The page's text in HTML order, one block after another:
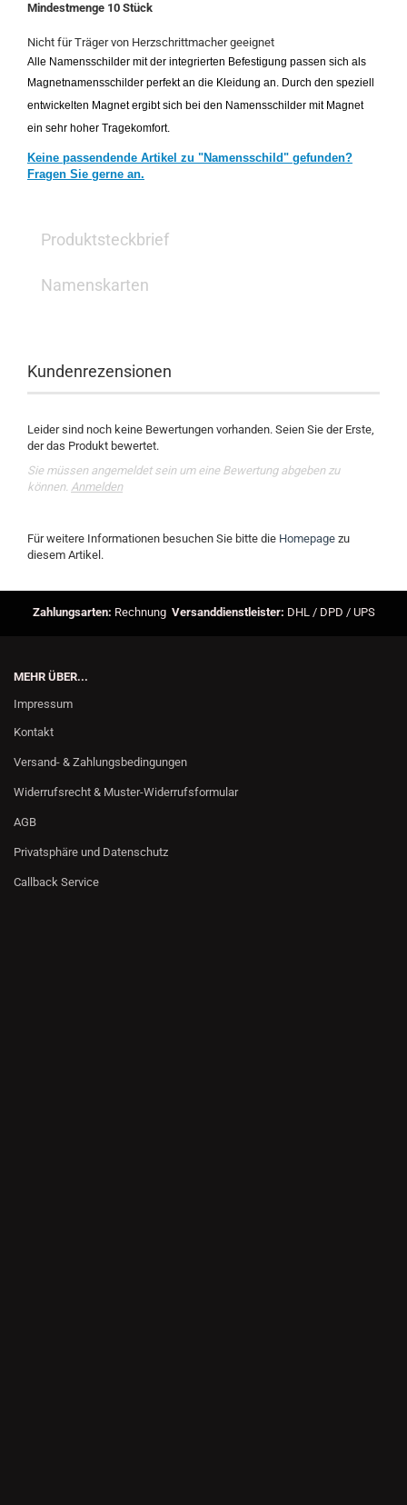
Mindestmenge 10 Stück
Nicht für Träger von Herzschrittmacher geeignet
Alle Namensschilder mit der integrierten Befestigung passen sich als
Magnetnamensschilder perfekt an die Kleidung an. Durch den speziell
entwickelten Magnet ergibt sich bei den Namensschilder mit Magnet
ein sehr hoher Tragekomfort.
Keine passendende Artikel zu "Namensschild" gefunden?
Fragen Sie gerne an.
Produktsteckbrief
Namenskarten
Kundenrezensionen
Leider sind noch keine Bewertungen vorhanden. Seien Sie der Erste,
der das Produkt bewertet.
Sie müssen angemeldet sein um eine Bewertung abgeben zu
können. Anmelden
Für weitere Informationen besuchen Sie bitte die Homepage zu
diesem Artikel.
Zahlungsarten: Rechnung Versanddienstleister: DHL / DPD / UPS
MEHR ÜBER...
Impressum
Kontakt
Versand- & Zahlungsbedingungen
Widerrufsrecht & Muster-Widerrufsformular
AGB
Privatsphäre und Datenschutz
Callback Service